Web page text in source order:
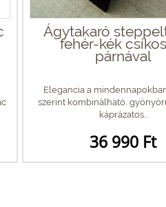
Ágytakaró
fehér-kék
párnával
Elegancia a
szerint kombinálható,
káprázatos...
36 990 Ft